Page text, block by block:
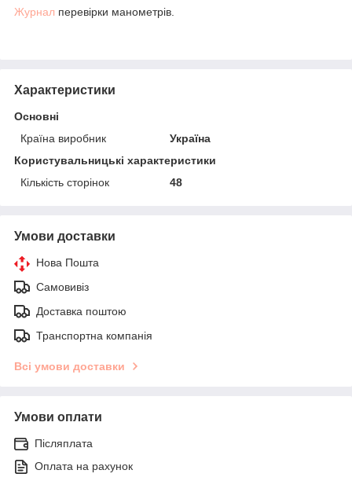
Журнал перевірки манометрів.
Характеристики
Основні
Країна виробник
Україна
Користувальницькі характеристики
Кількість сторінок
48
Умови доставки
Нова Пошта
Самовивіз
Доставка поштою
Транспортна компанія
Всі умови доставки
Умови оплати
Післяплата
Оплата на рахунок